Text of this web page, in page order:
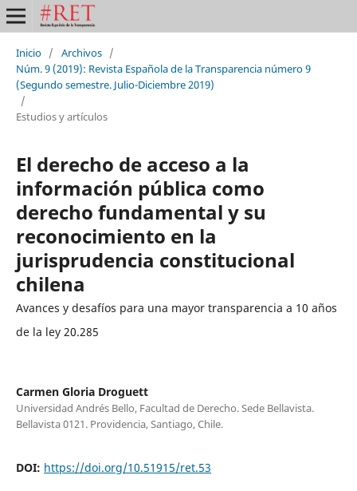
Inicio / Archivos /
Núm. 9 (2019): Revista Española de la Transparencia número 9
(Segundo semestre. Julio-Diciembre 2019)
/
Estudios y artículos
El derecho de acceso a la
información pública como
derecho fundamental y su
reconocimiento en la
jurisprudencia constitucional
chilena
Avances y desafíos para una mayor transparencia a 10 años
de la ley 20.285
Carmen Gloria Droguett
Universidad Andrés Bello, Facultad de Derecho. Sede Bellavista.
Bellavista 0121. Providencia, Santiago, Chile.
DOI: https://doi.org/10.51915/ret.53